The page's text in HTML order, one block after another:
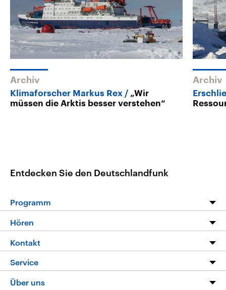
Archiv
Klimaforscher Markus Rex
„Wir
müssen die Arktis besser verstehen“
Archiv
Entdecken Sie den Deutschlandfunk
Programm
Die Nachrichten
Nachrichtenleicht
Neue Beiträge auf dlf.de
Hören
Livestream
Podcasts
Deutschlandfunk App
Kontakt
Hörerservice
Service
FAQ
Über uns